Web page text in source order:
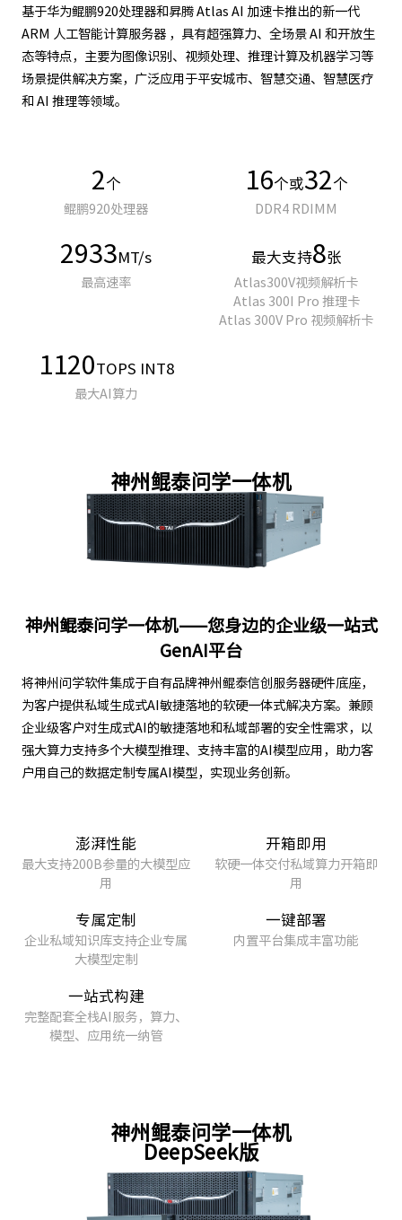
基于华为鲲鹏920处理器和昇腾 Atlas AI 加速卡推出的新一代
ARM 人工智能计算服务器 ，具有超强算力、全场景 AI 和开放生
态等特点，主要为图像识别、视频处理、推理计算及机器学习等
场景提供解决方案，广泛应用于平安城市、智慧交通、智慧医疗
和 AI 推理等领域。
2 个
鲲鹏920处理器
16个或32 个
DDR4 RDIMM
2933MT/s
最高速率
最大支持8张
Atlas300V视频解析卡
Atlas 300I Pro 推理卡
Atlas 300V Pro 视频解析卡
1120TOPS INT8
最大AI算力
神州鲲泰问学一体机
神州鲲泰问学一体机——您身边的企业级一站式
GenAI平台
将神州问学软件集成于自有品牌神州鲲泰信创服务器硬件底座，
为客户提供私域生成式AI敏捷落地的软硬一体式解决方案。兼顾
企业级客户对生成式AI的敏捷落地和私域部署的安全性需求，以
强大算力支持多个大模型推理、支持丰富的AI模型应用，助力客
户用自己的数据定制专属AI模型，实现业务创新。
澎湃性能
最大支持200B参量的大模型应
用
开箱即用
软硬一体交付私域算力开箱即
用
专属定制
企业私域知识库支持企业专属
大模型定制
一键部署
内置平台集成丰富功能
一站式构建
完整配套全栈AI服务，算力、
模型、应用统一纳管
神州鲲泰问学一体机
DeepSeek版